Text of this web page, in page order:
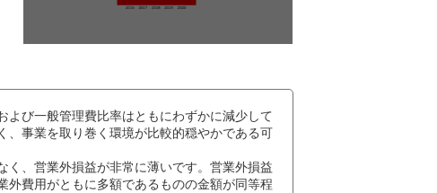
び一般管理費比率はともにわずかに減少して
、事業を取り巻く環境が比較的穏やかである可
、営業外損益が非常に薄いです。営業外損益
費用がともに多額であるものの金額が同等程